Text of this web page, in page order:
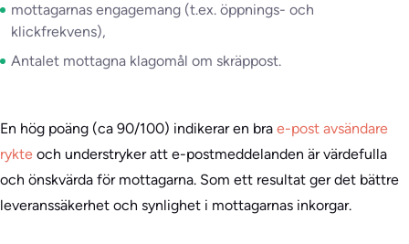
mottagarnas engagemang (t.ex. öppnings- och
klickfrekvens),
Antalet mottagna klagomål om skräppost.
En hög poäng (ca 90/100) indikerar en bra e-post avsändare
rykte och understryker att e-postmeddelanden är värdefulla
och önskvärda för mottagarna. Som ett resultat ger det bättre
leveranssäkerhet och synlighet i mottagarnas inkorgar.